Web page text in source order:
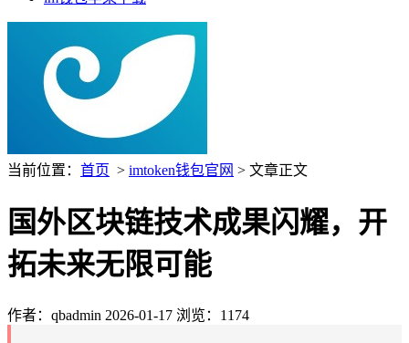
当前位置： 首页 > imtoken钱包官网 > 文章正文
国外区块链技术成果闪耀，开
拓未来无限可能
作者：qbadmin 2026-01-17 浏览：1174